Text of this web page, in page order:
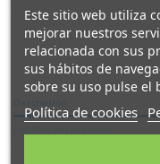
Este sitio web utiliza
mejorar nuestros
relacionada con sus
sus hábitos de
sobre su uso pulse el
Política de cookies